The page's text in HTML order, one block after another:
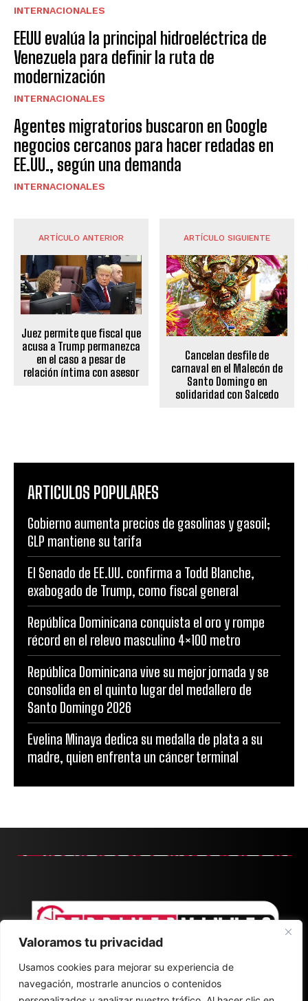
Valoramos tu privacidad
Usamos cookies para mejorar su experiencia de
navegación, mostrarle anuncios o contenidos
INTERNACIONALES
EEUU evalúa la principal hidroeléctrica de
Venezuela para definir la ruta de
modernización
INTERNACIONALES
Agentes migratorios buscaron en Google
negocios cercanos para hacer redadas en
EE.UU., según una demanda
INTERNACIONALES
ARTÍCULO ANTERIOR
Juez permite que fiscal que
acusa a Trump permanezca
en el caso a pesar de
relación íntima con asesor
ARTÍCULO SIGUIENTE
Cancelan desfile de
carnaval en el Malecón de
Santo Domingo en
solidaridad con Salcedo
ARTICULOS POPULARES
Gobierno aumenta precios de gasolinas y gasoil;
GLP mantiene su tarifa
El Senado de EE.UU. confirma a Todd Blanche,
exabogado de Trump, como fiscal general
República Dominicana conquista el oro y rompe
récord en el relevo masculino 4×100 metro
República Dominicana vive su mejor jornada y se
consolida en el quinto lugar del medallero de
Santo Domingo 2026
Evelina Minaya dedica su medalla de plata a su
madre, quien enfrenta un cáncer terminal